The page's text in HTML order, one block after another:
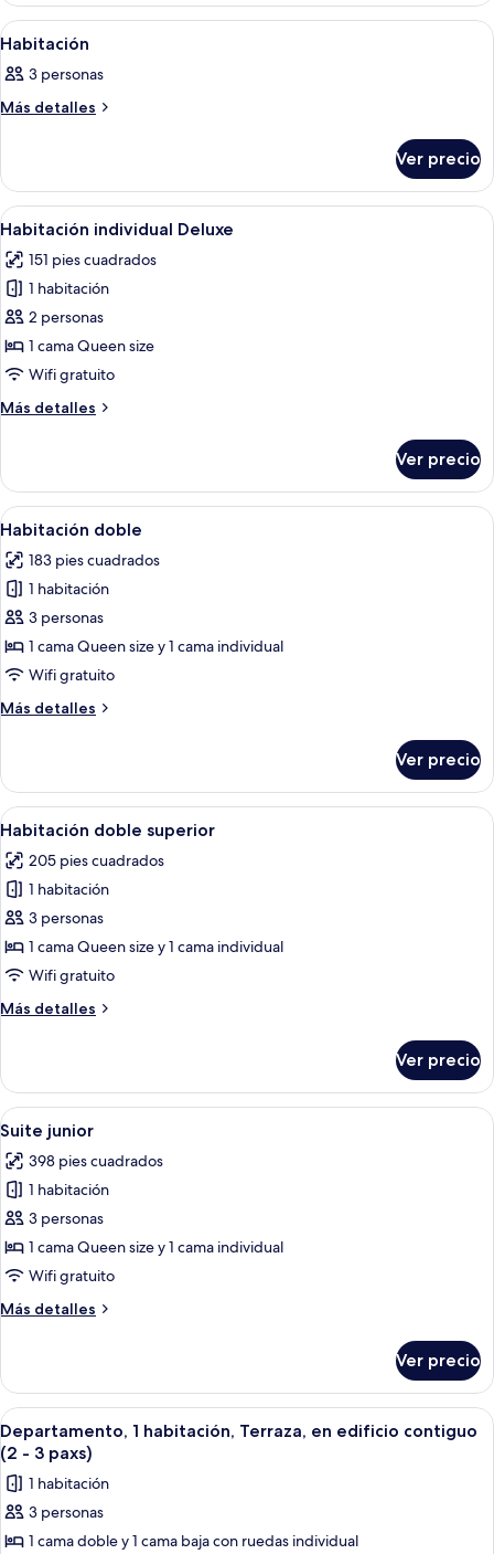
Abrir
todas
las
fotos
Un dormitorio con cama, cabecera
16
Habitación
3 personas
Más detalles
Más
Ver precio
Abrir
todas
las
fotos
de
Habitación
individual
Un dormitorio acogedor en el ático
4
Habitación individual Deluxe
151 pies cuadrados
1 habitación
2 personas
1 cama Queen size
Wifi gratuito
Más detalles
Más
individual
Deluxe
Ver precio
Abrir
todas
las
fotos
de
Habitación
doble
Un dormitorio con techo de madera,
9
Habitación doble
183 pies cuadrados
1 habitación
3 personas
1 cama Queen size y 1 cama individual
Wifi gratuito
Más detalles
Más
doble
Ver precio
Abrir
todas
las
fotos
de
Habitación
doble
Un amplio dormitorio en el ático con
8
Habitación doble superior
205 pies cuadrados
1 habitación
3 personas
1 cama Queen size y 1 cama individual
Wifi gratuito
Más detalles
Más
doble
superior
Ver precio
Abrir
todas
las
fotos
de
Suite
junior
Una escalera que sube a un
16
Suite junior
398 pies cuadrados
1 habitación
3 personas
1 cama Queen size y 1 cama individual
Wifi gratuito
Más detalles
Más
junior
Ver precio
Abrir
todas
las
fotos
de
Departamento,
Un salón acogedor con una estufa
9
Departamento, 1 habitación, Terraza, en edificio contiguo
(2 - 3 paxs)
1 habitación
3 personas
1 cama doble y 1 cama baja con ruedas individual